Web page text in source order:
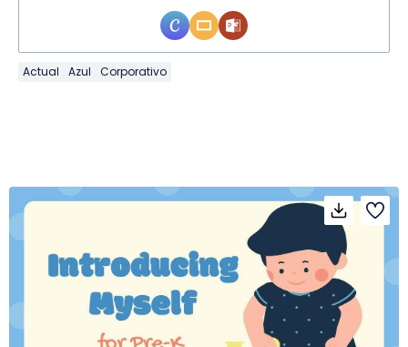
Actual Azul Corporativo